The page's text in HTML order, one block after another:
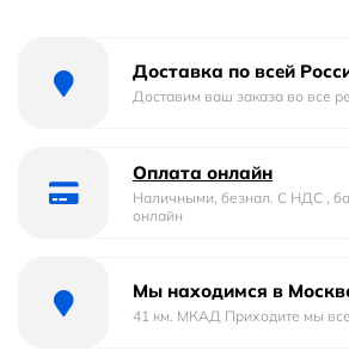
накладная
овальная
Фарфор
Гарантийный срок 15 лет
Доставка по всей
Доставим ваш заказа во все
Оплата онлайн
Наличными, безнал. С НДС ,
онлайн
Мы находимся в
41 км. МКАД Приходите мы